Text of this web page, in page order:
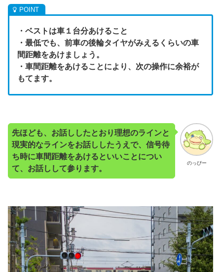
・ベストは車１台分あけること
・最低でも、前車の後輪タイヤがみえるくらいの車
間距離をあけましょう。
・車間距離をあけることにより、次の操作に余裕が
もてます。
のっぴー
先ほども、お話ししたとおり理想のラインと
現実的なラインをお話ししたうえで、信号待
ち時に車間距離をあけるといいことについ
て、お話しして参ります。